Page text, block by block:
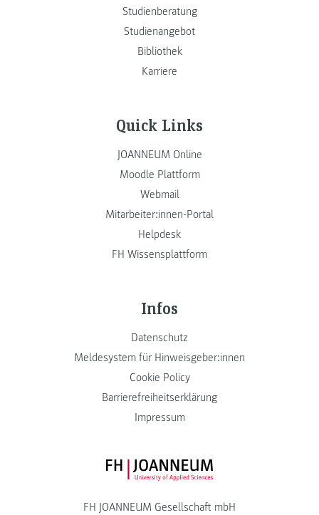
Studienberatung
Studienangebot
Bibliothek
Karriere
Quick Links
JOANNEUM Online
Moodle Plattform
Webmail
Mitarbeiter:innen-Portal
Helpdesk
FH Wissensplattform
Infos
Datenschutz
Meldesystem für Hinweisgeber:innen
Cookie Policy
Barrierefreiheitserklärung
Impressum
FH JOANNEUM Logo
FH JOANNEUM Gesellschaft mbH